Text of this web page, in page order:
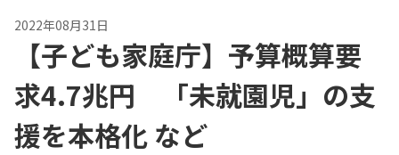
ホーム
NEAとは
教育情報
2022年08月31日
【子ども家庭庁】予算概算要
求4.7兆円 「未就園児」の支
援を本格化 など